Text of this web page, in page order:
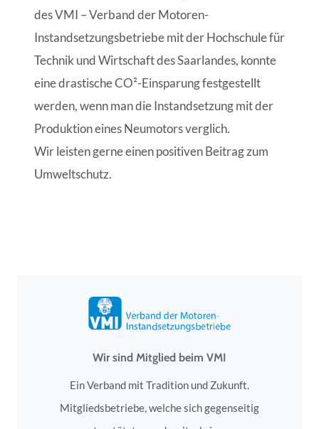
des VMI – Verband der Motoren-
Instandsetzungsbetriebe mit der Hochschule für
Technik und Wirtschaft des Saarlandes, konnte
eine drastische CO²-Einsparung festgestellt
werden, wenn man die Instandsetzung mit der
Produktion eines Neumotors verglich.
Wir leisten gerne einen positiven Beitrag zum
Umweltschutz.
Wir sind Mitglied beim VMI
Ein Verband mit Tradition und Zukunft.
Mitgliedsbetriebe, welche sich gegenseitig